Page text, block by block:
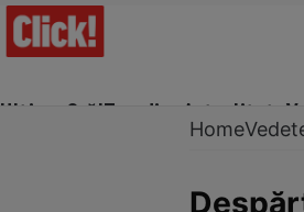
Ultima Oră!Trending Actualitate
Home